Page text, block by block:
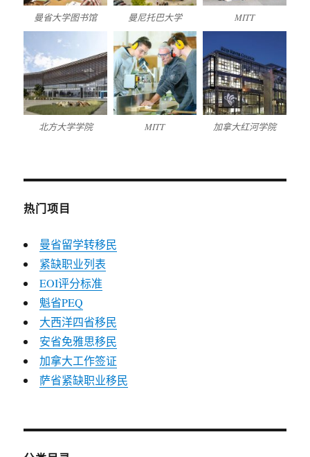
曼省大学图书馆 曼尼托巴大学 MITT
北方大学学院 MITT 加拿大红河学院
热门项目
曼省留学转移民
紧缺职业列表
EOI评分标准
魁省PEQ
大西洋四省移民
安省免雅思移民
加拿大工作签证
萨省紧缺职业移民